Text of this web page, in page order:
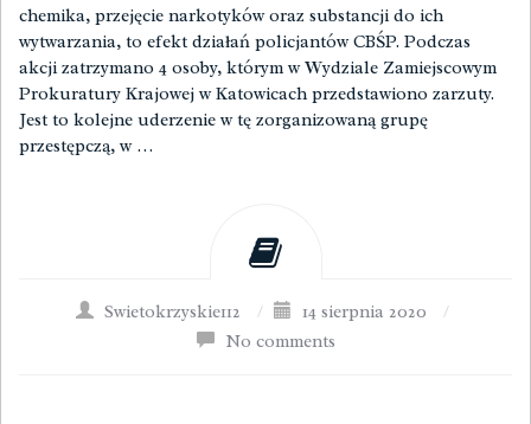
chemika, przejęcie narkotyków oraz substancji do ich
wytwarzania, to efekt działań policjantów CBŚP. Podczas
akcji zatrzymano 4 osoby, którym w Wydziale Zamiejscowym
Prokuratury Krajowej w Katowicach przedstawiono zarzuty.
Jest to kolejne uderzenie w tę zorganizowaną grupę
przestępczą, w …
Swietokrzyskie112 / 14 sierpnia 2020
/
No comments